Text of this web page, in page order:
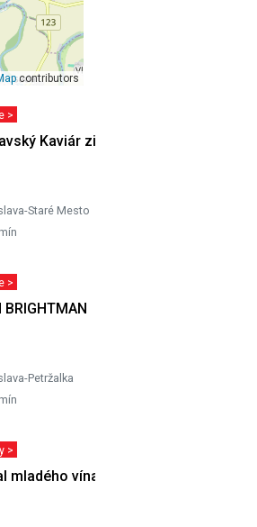
contributors
>
Kaviár zimný
Staré Mesto
>
BRIGHTMAN
Petržalka
>
mladého vína